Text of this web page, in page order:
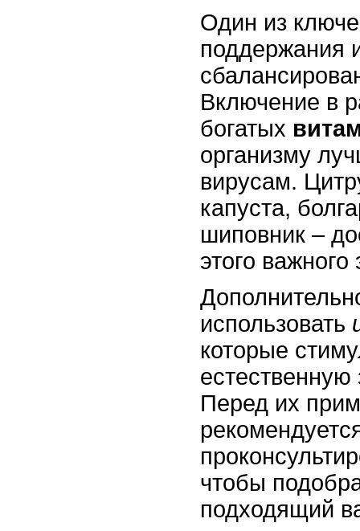
Один из
поддержания
Включение в
богатых
организму
вирусам.
капуста,
шиповник –
этого
использовать
которые
Перед их
чтобы
подходящий